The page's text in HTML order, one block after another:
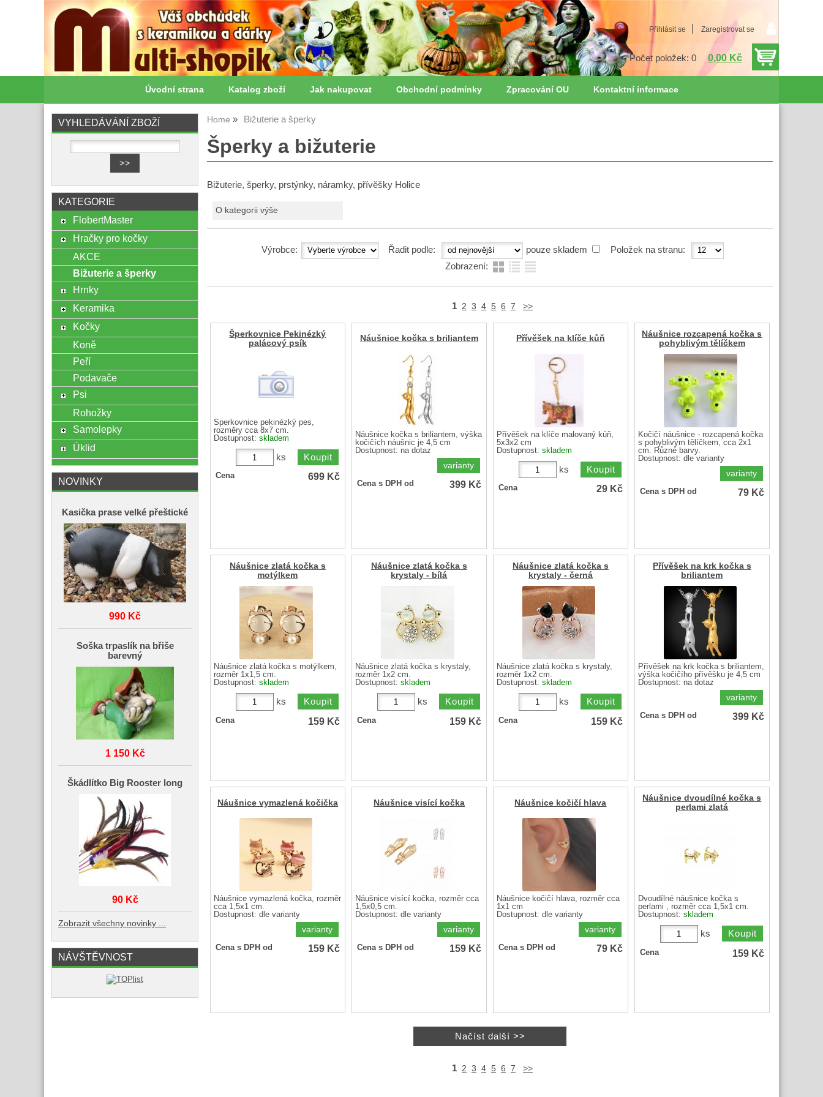
Přihlásit se Zaregistrovat se
Počet položek: 0 0,00 Kč
Úvodní strana Katalog zboží Jak nakupovat Obchodní podmínky Zpracování OU Kontaktní informace
Home Bižuterie a šperky
Šperky a bižuterie
Bižuterie, šperky, prstýnky, náramky, přívěšky Holice
O kategorii výše
Výrobce: Řadit podle: pouze skladem
Položek na stranu:
Zobrazení:
1 2 3 4 5 6 7 >>
Šperkovnice Pekinézký
palácový psík
Šperkovnice pekinézký pes,
rozměry cca 8x7 cm.
Dostupnost: skladem
ks
Cena 699 Kč
Náušnice kočka s briliantem
Náušnice kočka s briliantem, výška
kočičích náušnic je 4,5 cm
Dostupnost: na dotaz
varianty
Cena s DPH od 399 Kč
Přívěšek na klíče kůň
Přívěšek na klíče malovaný kůň,
5x3x2 cm
Dostupnost: skladem
ks
Cena 29 Kč
Náušnice rozcapená kočka s
pohyblivým tělíčkem
Kočičí náušnice - rozcapená kočka
s pohyblivým tělíčkem, cca 2x1
cm. Různé barvy.
Dostupnost: dle varianty
varianty
Cena s DPH od 79 Kč
Náušnice zlatá kočka s
motýlkem
Náušnice zlatá kočka s motýlkem,
rozměr 1x1,5 cm.
Dostupnost: skladem
ks
Cena 159 Kč
Náušnice zlatá kočka s
krystaly - bílá
Náušnice zlatá kočka s krystaly,
rozměr 1x2 cm.
Dostupnost: skladem
ks
Cena 159 Kč
Náušnice zlatá kočka s
krystaly - černá
Náušnice zlatá kočka s krystaly,
rozměr 1x2 cm.
Dostupnost: skladem
ks
Cena 159 Kč
Přívěšek na krk kočka s
briliantem
Přívěšek na krk kočka s briliantem,
výška kočičího přívěšku je 4,5 cm
Dostupnost: na dotaz
varianty
Cena s DPH od 399 Kč
Náušnice vymazlená kočička
Náušnice vymazlená kočka, rozměr
cca 1,5x1 cm.
Dostupnost: dle varianty
varianty
Cena s DPH od 159 Kč
Náušnice visící kočka
Náušnice visící kočka, rozměr cca
1,5x0,5 cm.
Dostupnost: dle varianty
varianty
Cena s DPH od 159 Kč
Náušnice kočičí hlava
Náušnice kočičí hlava, rozměr cca
1x1 cm
Dostupnost: dle varianty
varianty
Cena s DPH od 79 Kč
Náušnice dvoudílné kočka s
perlami zlatá
Dvoudílné náušnice kočka s
perlami , rozměr cca 1,5x1 cm.
Dostupnost: skladem
ks
Cena 159 Kč
1 2 3 4 5 6 7 >>
VYHLEDÁVÁNÍ ZBOŽÍ
KATEGORIE
FlobertMaster
Hračky pro kočky
AKCE
Bižuterie a šperky
Hrnky
Keramika
Kočky
Koně
Peří
Podavače
Psi
Rohožky
Samolepky
Úklid
NOVINKY
Kasička prase velké přeštické
990 Kč
Soška trpaslík na břiše
barevný
1 150 Kč
Škádlítko Big Rooster long
90 Kč
Zobrazit všechny novinky ...
NÁVŠTĚVNOST